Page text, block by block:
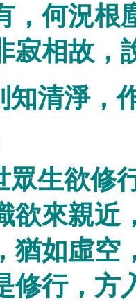
，何況根
寂相故，
知清淨，
眾生欲修
欲來親近
猶如虛空
修行，方